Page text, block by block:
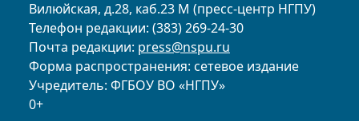
Вилюйская, д.28, каб.23 М (пресс-центр НГПУ)
Телефон редакции: (383) 269-24-30
Почта редакции: press@nspu.ru
Форма распространения: сетевое издание
Учредитель: ФГБОУ ВО «НГПУ»
0+